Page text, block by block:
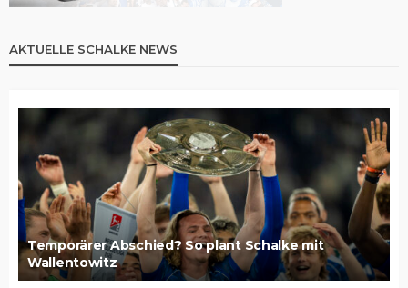
AKTUELLE SCHALKE NEWS
Temporärer Abschied? So plant Schalke mit
Wallentowitz